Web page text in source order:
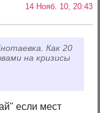
14 Нояб. 10, 20:43
Как 20
на кризисы
если мест